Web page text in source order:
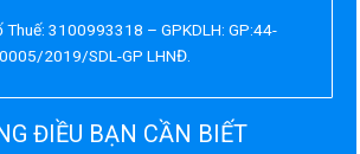
Thuế: 3100993318 – GPKDLH: GP:44-
0005/2019/SDL-GP LHNĐ.
ĐIỀU BẠN CẦN BIẾT